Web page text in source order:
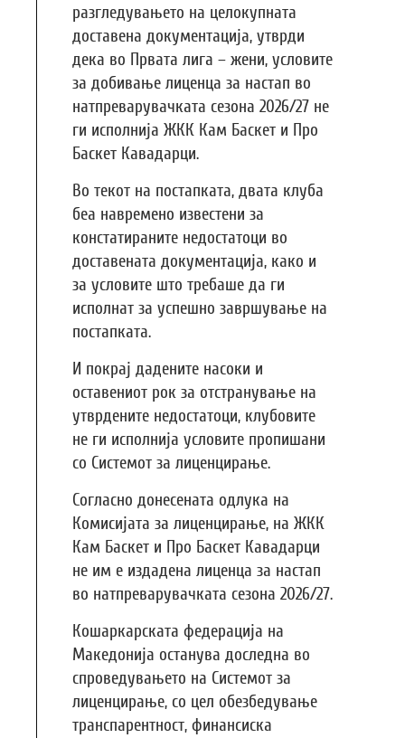
разгледувањето на целокупната
доставена документација, утврди
дека во Првата лига – жени, условите
за добивање лиценца за настап во
натпреварувачката сезона 2026/27 не
ги исполнија ЖКК Кам Баскет и Про
Баскет Кавадарци.
Во текот на постапката, двата клуба
беа навремено известени за
констатираните недостатоци во
доставената документација, како и
за условите што требаше да ги
исполнат за успешно завршување на
постапката.
И покрај дадените насоки и
оставениот рок за отстранување на
утврдените недостатоци, клубовите
не ги исполнија условите пропишани
со Системот за лиценцирање.
Согласно донесената одлука на
Комисијата за лиценцирање, на ЖКК
Кам Баскет и Про Баскет Кавадарци
не им е издадена лиценца за настап
во натпреварувачката сезона 2026/27.
Кошаркарската федерација на
Македонија останува доследна во
спроведувањето на Системот за
лиценцирање, со цел обезбедување
транспарентност, финансиска